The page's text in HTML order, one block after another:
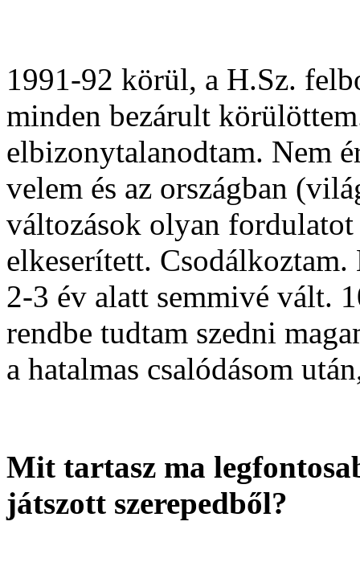
1991-92 körül, a H.Sz.
minden bezárult
elbizonytalanodtam. Nem
velem és az országban
változások olyan
elkeserített. Csodálkoztam.
2-3 év alatt semmivé vált.
rendbe tudtam szedni
a hatalmas csalódásom
Mit tartasz ma
játszott szerepedből?